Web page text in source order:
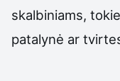
skalbiniams,
patalynė ar